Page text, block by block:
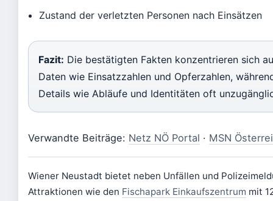
Zustand der verletzten Personen nach Einsätzen
Fazit: Die bestätigten Fakten konzentrieren sich
Daten wie Einsatzzahlen und Opferzahlen,
Details wie Abläufe und Identitäten oft
Verwandte Beiträge: Netz NÖ Portal · MSN
Wiener Neustadt bietet neben Unfällen und
Attraktionen wie den Fischapark Einkaufszentrum mit